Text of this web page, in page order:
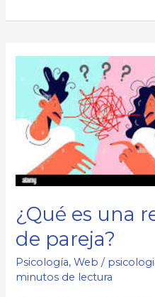
faltarse
¿Qué es una
de pareja?
Psicología,Web /
minutos de lectura